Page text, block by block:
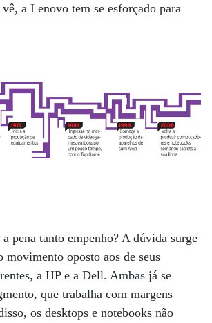
a Lenovo tem se esforçado para
pena tanto empenho? A dúvida surge
movimento oposto aos de seus
a HP e a Dell. Ambas já se
que trabalha com margens
os desktops e notebooks não